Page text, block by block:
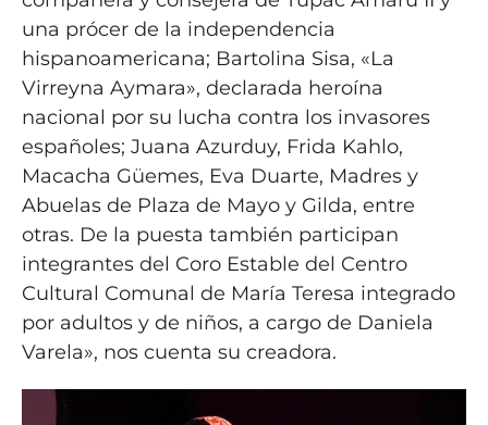
una prócer de la independencia
hispanoamericana; Bartolina Sisa, «La
Virreyna Aymara», declarada heroína
nacional por su lucha contra los invasores
españoles; Juana Azurduy, Frida Kahlo,
Macacha Güemes, Eva Duarte, Madres y
Abuelas de Plaza de Mayo y Gilda, entre
otras. De la puesta también participan
integrantes del Coro Estable del Centro
Cultural Comunal de María Teresa integrado
por adultos y de niños, a cargo de Daniela
Varela», nos cuenta su creadora.